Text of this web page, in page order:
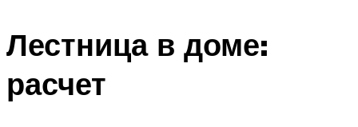
Лестница в доме:
расчет